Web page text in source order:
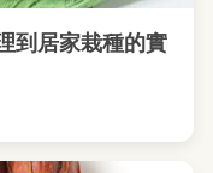
到居家栽種的實